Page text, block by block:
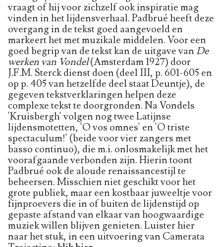
vraagt of hij voor zichzelf ook inspiratie mag
vinden in het lijdensverhaal. Padbrué heeft deze
overgang in de tekst goed aangevoeld en
markeert het met muzikale middelen. Voor een
goed begrip van de tekst kan de uitgave vanDe
werken van Vondel(Amsterdam 1927) door
J.F.M. Sterck dienst doen (deel III, p. 601-605 en
op p. 405 van hetzelfde deel staat Deuntje), de
gegeven tekstverklaringen helpen deze
complexe tekst te doorgronden. Na Vondels
'Kruisbergh' volgen nog twee Latijnse
lijdensmotetten, 'O vos omnes' en 'O triste
spectaculum!' (beide voor vier zangers met
basso continuo), die m.i. onlosmakelijk met het
voorafgaande verbonden zijn. Hierin toont
Padbrué ook de aloude renaissancestijl te
beheersen. Misschien niet geschikt voor het
grote publiek, maar een kostbaar juweeltje voor
fijnproevers die in of buiten de lijdenstijd op
gepaste afstand van elkaar van hoogwaardige
muziek willen blijven genieten. Luister hier
naar het stuk, in een uitvoering van Camerata